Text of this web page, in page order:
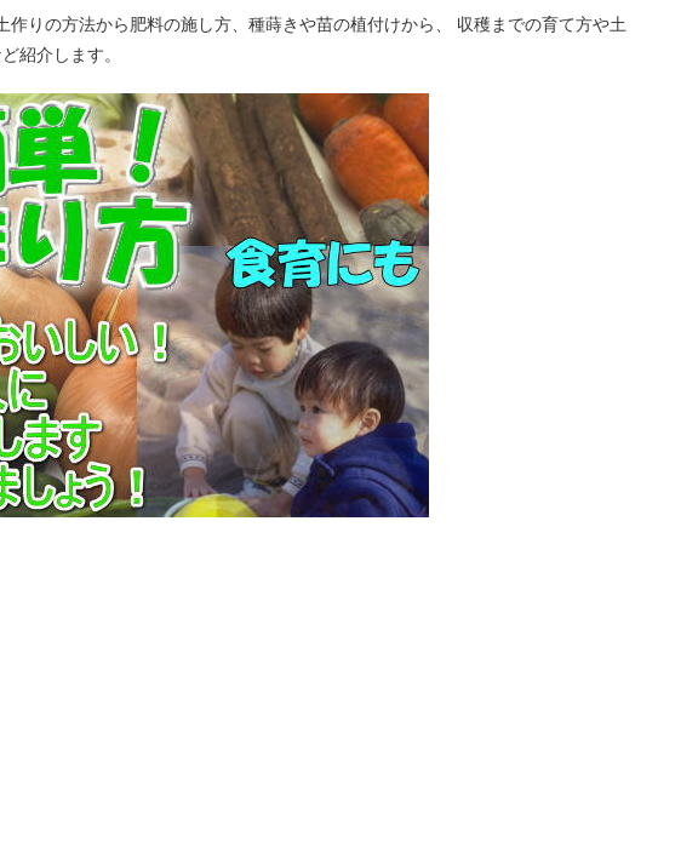
りの方法から肥料の施し方、種蒔きや苗の植付けから、 収穫までの育て方や土
紹介します。